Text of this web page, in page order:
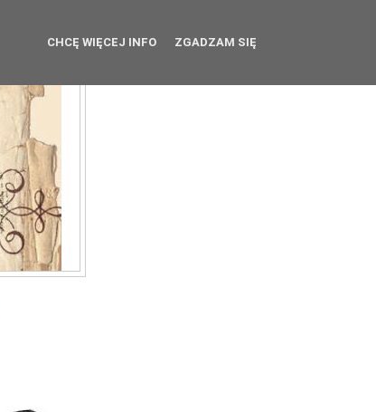
CHCĘ WIĘCEJ INFO ZGADZAM SIĘ